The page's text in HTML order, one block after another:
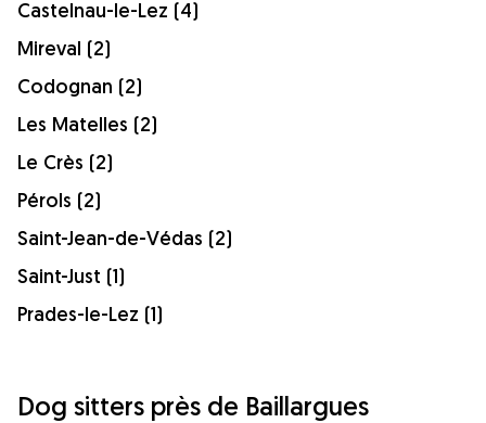
Castelnau-le-Lez (4)
Mireval (2)
Codognan (2)
Les Matelles (2)
Le Crès (2)
Pérols (2)
Saint-Jean-de-Védas (2)
Saint-Just (1)
Prades-le-Lez (1)
Dog sitters près de Baillargues